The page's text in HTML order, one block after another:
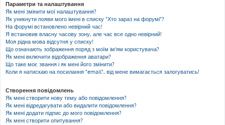
Параметри та налаштування
Як мені змінити мої налаштування?
Як уникнути появи мого імені в списку "Хто зараз на форумі"?
На форумі встановлено невірний час!
Я встановив власну часову зону, але час все одно невірний!
Моя рідна мова відсутня у списку!
Що означають зображення поряд з моїм ім'ям користувача?
Як мені включити відображення аватари?
Що таке моє звання і як мені його змінити?
Коли я натискаю на посилання "email", від мене вимагається залогуватись!
Створення повідомлень
Як мені створити нову тему або повідомлення?
Як мені відредагувати або видалити повідомлення?
Як мені додати підпис до мого повідомлення?
Як мені створити опитування?